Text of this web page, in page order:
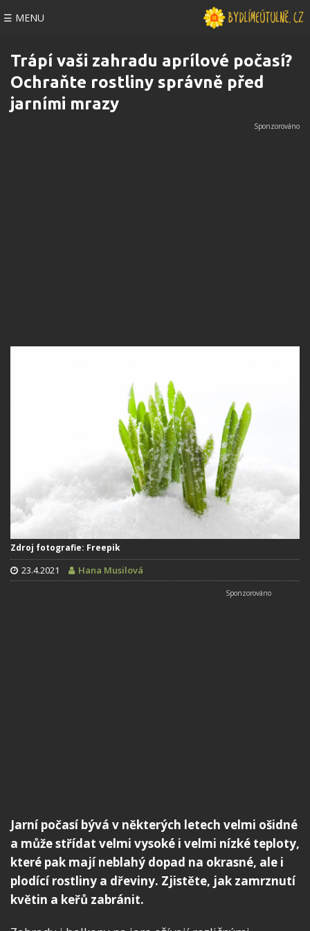
☰ MENU
Trápí vaši zahradu aprílové počasí?
Ochraňte rostliny správně před
jarními mrazy
Zdroj fotografie: Freepik
23.4.2021 Hana Musilová
Jarní počasí bývá v některých letech velmi ošidné
a může střídat velmi vysoké i velmi nízké teploty,
které pak mají neblahý dopad na okrasné, ale i
plodící rostliny a dřeviny. Zjistěte, jak zamrznutí
květin a keřů zabránit.